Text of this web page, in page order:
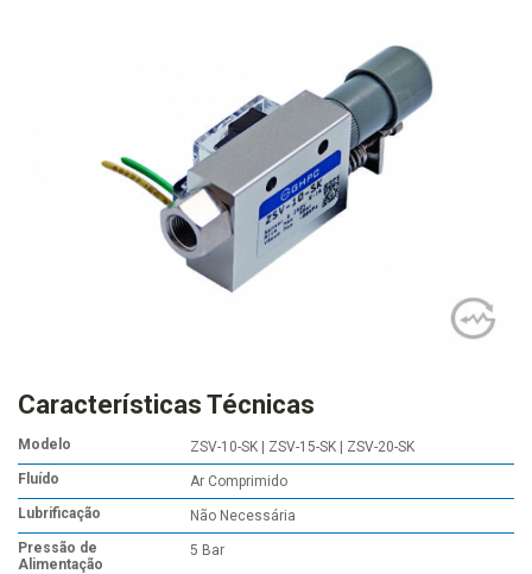
Características Técnicas
Modelo
ZSV-10-SK | ZSV-15-SK | ZSV-20-SK
Fluído
Ar Comprimido
Lubrificação
Não Necessária
Pressão de
Alimentação
5 Bar